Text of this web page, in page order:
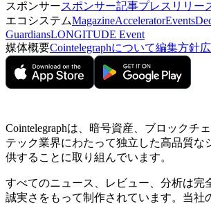
スポンサースポンサー記事プレスリリー
エコシステムMagazineAcceleratorEvents
GuardiansLONGITUDE Event
媒体概要Cointelegraphについて編集方針
Cointelegraphは、暗号資産、ブロックチ
テック業界にわたって独立した高品質な
供することに取り組んでいます。
すべてのニュース、レビュー、分析は完
誠実さをもって制作されています。当社